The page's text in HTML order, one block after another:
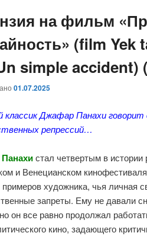
на фильм
(film Yek
simple accident)
01.07.2025
классик Джафар Панахи
репрессий…
стал четвертым в
и Венецианском
примеров художника, чья личная
запреты. Ему не давали
он все равно продолжал
кино, задающего